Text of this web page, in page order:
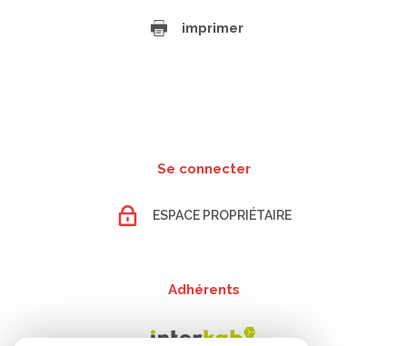
imprimer
Se connecter
ESPACE PROPRIÉTAIRE
Adhérents